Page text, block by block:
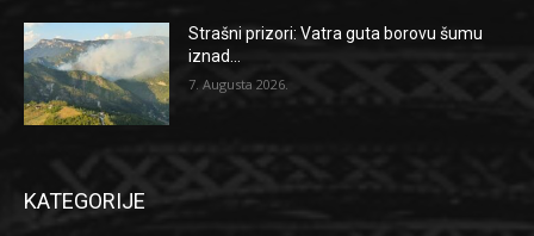
Strašni prizori: Vatra guta borovu šumu
iznad...
7. Augusta 2026.
KATEGORIJE